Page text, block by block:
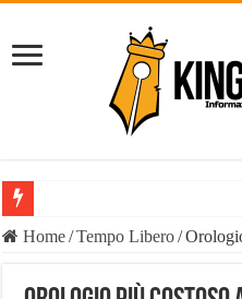
Il Diavolo: chi è davvero il
Home/Tempo Libero/